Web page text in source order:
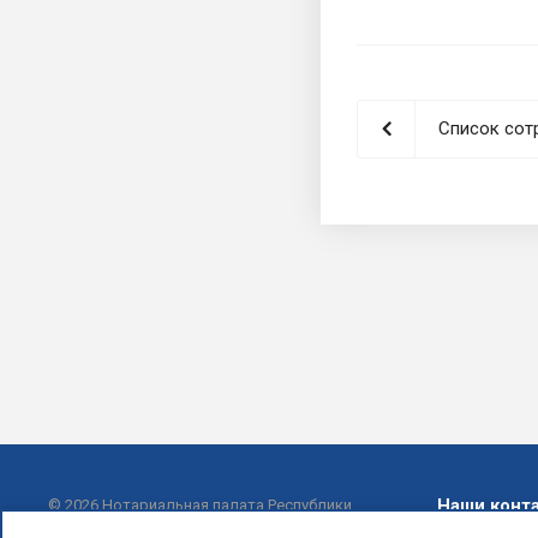
Список
© 2026 Нотариальная палата Республики
Наши